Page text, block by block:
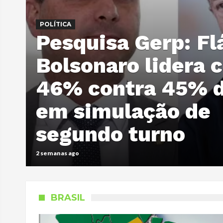
POLÍTICA
Pesquisa Gerp:
Bolsonaro lidera
46% contra 45%
em simulação de
segundo turno
2 semanas ago
POLÍTICA
Governo Lula é
desaprovado por
aprovação é de
Pesquisa,
12 de junho de
12 de junho de 2026
BRASIL